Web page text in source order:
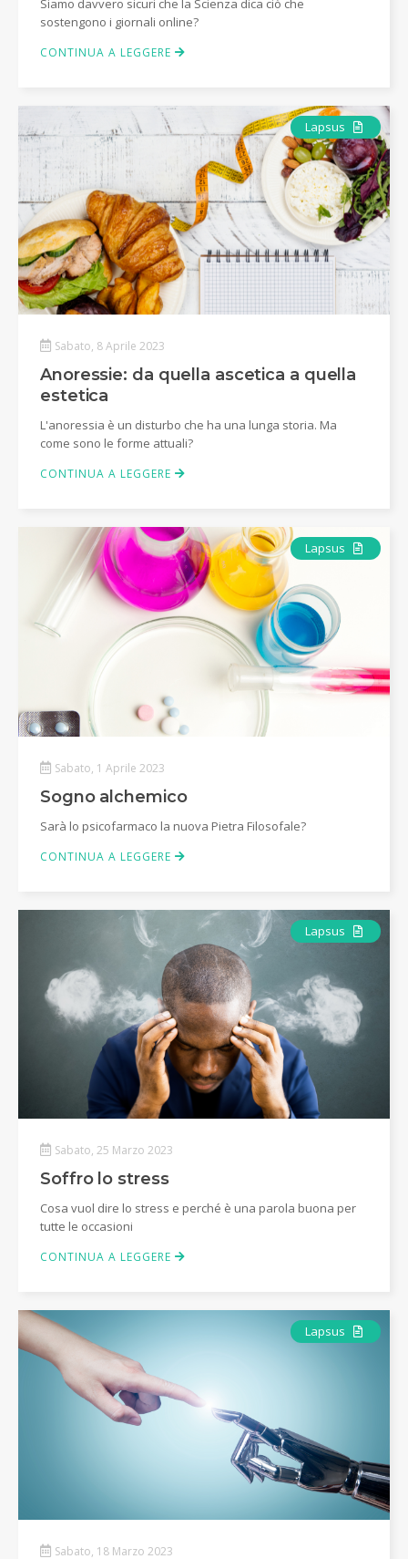
sostengono i giornali online?
CONTINUA A LEGGERE
Lapsus Articolo
Sabato, 8 Aprile 2023
Anoressie: da quella ascetica a quella
estetica
L'anoressia è un disturbo che ha una lunga storia. Ma
come sono le forme attuali?
CONTINUA A LEGGERE
Lapsus Articolo
Sabato, 1 Aprile 2023
Sogno alchemico
Sarà lo psicofarmaco la nuova Pietra Filosofale?
CONTINUA A LEGGERE
Lapsus Articolo
Sabato, 25 Marzo 2023
Soffro lo stress
Cosa vuol dire lo stress e perché è una parola buona per
tutte le occasioni
CONTINUA A LEGGERE
Lapsus Articolo
Sabato, 18 Marzo 2023